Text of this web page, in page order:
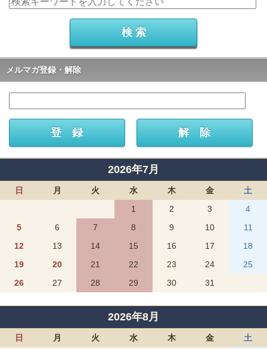
メルマガ登録・解除
2026年7月
日 月 火 水 木 金
土
1
2 3
4
5
6 7 8 9 10
11
12
13 14 15 16 17
18
19
20 21 22 23 24
25
26
27 28 29 30 31
2026年8月
日 月 火 水 木 金
土